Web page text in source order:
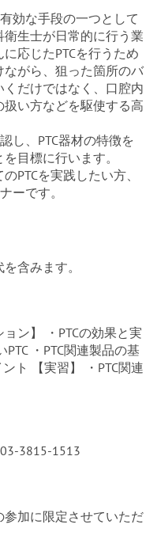
効な手段の一つとして
衛生士が日常的に行う業
応じたPTCを行うため
がら、狙った箇所のバ
くだけではなく、口腔内
い方などを駆使する高
し、PTC器材の特徴を
目標に行います。
PTCを実践したい方、
ーです。
含みます。
ン】 ・PTCの効果と実
・PTC関連製品の基
ト 【実習】 ・PTC関連
3815-1513
加に限定させていただ